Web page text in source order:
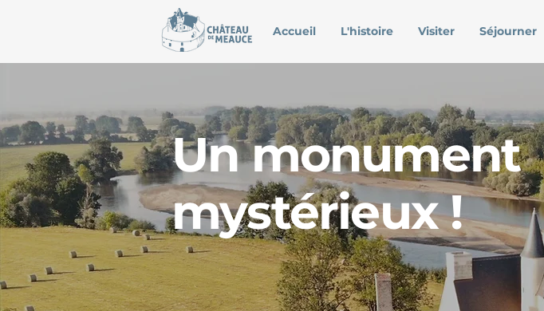
Accueil L'histoire Visiter Séjourner
Un monument
mystérieux !